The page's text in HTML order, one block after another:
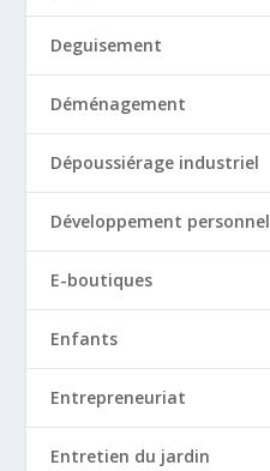
Deguisement
Déménagement
Dépoussiérage industriel
Développement personnel
E-boutiques
Enfants
Entrepreneuriat
Entretien du jardin